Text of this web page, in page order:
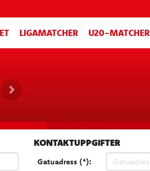
LIGAMATCHER U20-MATCHER
KONTAKTUPPGIFTER
Gatuadress (*):